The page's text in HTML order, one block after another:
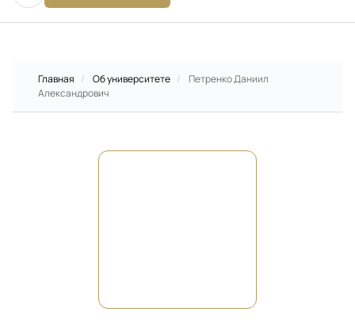
Главная / Об университете /
Петренко Даниил
Александрович